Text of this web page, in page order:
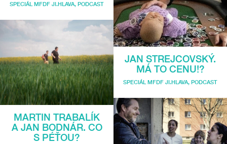
SPECIÁL MFDF JI.HLAVA, PODCAST
MARTIN TRABALÍK
A JAN BODNÁR. CO
S PÉŤOU?
JAN STREJCOVSKÝ.
MÁ TO CENU!?
SPECIÁL MFDF JI.HLAVA, PODCAST